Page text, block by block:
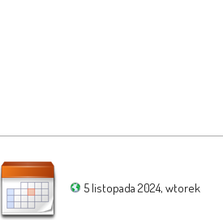
5 listopada 2024, wtorek